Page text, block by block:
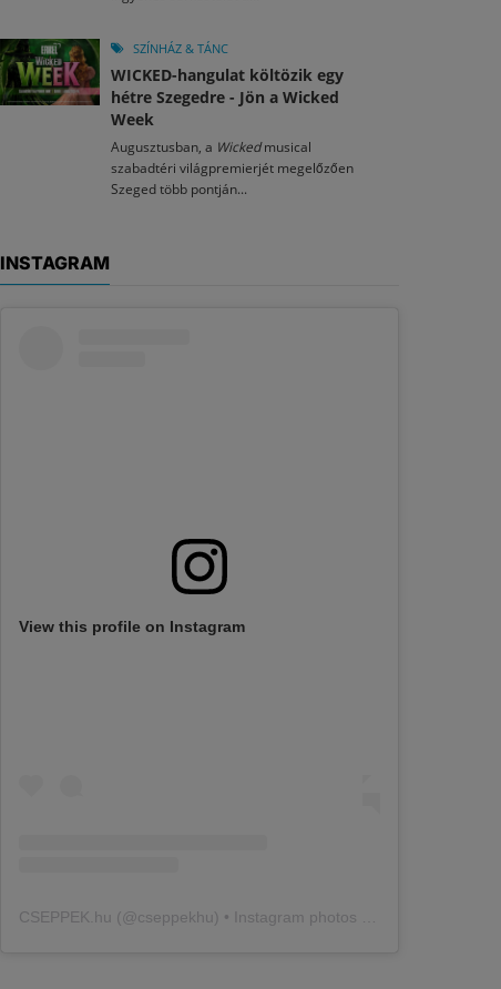
SZÍNHÁZ & TÁNC
WICKED-hangulat költözik egy
hétre Szegedre - Jön a Wicked
Week
Augusztusban, a Wickedmusical
szabadtéri világpremierjét megelőzően
Szeged több pontján...
INSTAGRAM
View this profile on Instagram
CSEPPEK.hu (@cseppekhu ) • Instagram photos and videos